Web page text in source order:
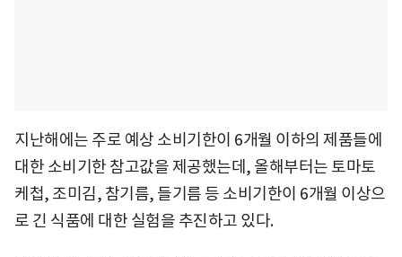
지난해에는 주로 예상 소비기한이 6개월 이하의 제품들에
대한 소비기한 참고값을 제공했는데, 올해부터는 토마토
케첩, 조미김, 참기름, 들기름 등 소비기한이 6개월 이상으
로 긴 식품에 대한 실험을 추진하고 있다.